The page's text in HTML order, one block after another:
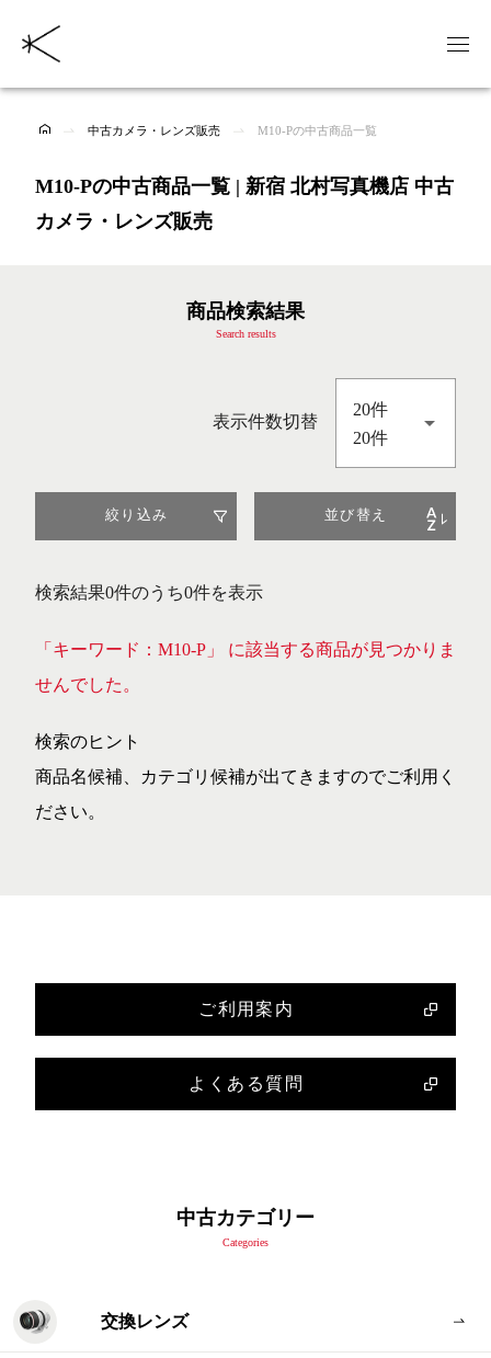
中古カメラ・レンズ販売 M10-Pの中古商品一覧
M10-Pの中古商品一覧 | 新宿 北村写真機店 中古
カメラ・レンズ販売
商品検索結果
Search results
表示件数切替
20件
20件
絞り込み 並び替え
検索結果0件のうち0件を表示
「キーワード：M10-P」 に該当する商品が見つかりま
せんでした。
検索のヒント
商品名候補、カテゴリ候補が出てきますのでご利用く
ださい。
ご利用案内
よくある質問
中古カテゴリー
Categories
交換レンズ